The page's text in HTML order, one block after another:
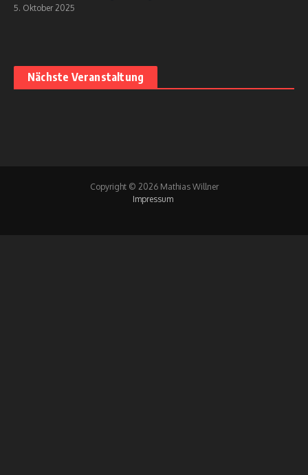
5. Oktober 2025
Nächste Veranstaltung
Copyright © 2026 Mathias Willner
Impressum